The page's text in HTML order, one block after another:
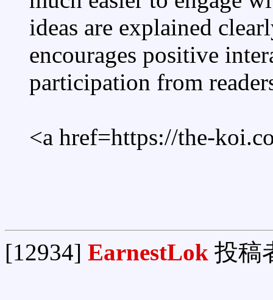
ideas are explained
encourages positive
participation from
<a href=https://the-
[12934] EarnestLok 投稿